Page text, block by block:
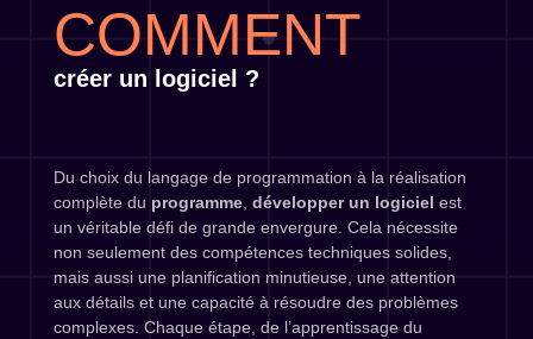
COMMENT
créer un logiciel ?
Du choix du langage de programmation à la réalisation
complète du programme, développer un logiciel est
un véritable défi de grande envergure. Cela nécessite
non seulement des compétences techniques solides,
mais aussi une planification minutieuse, une attention
aux détails et une capacité à résoudre des problèmes
complexes. Chaque étape, de l’apprentissage du